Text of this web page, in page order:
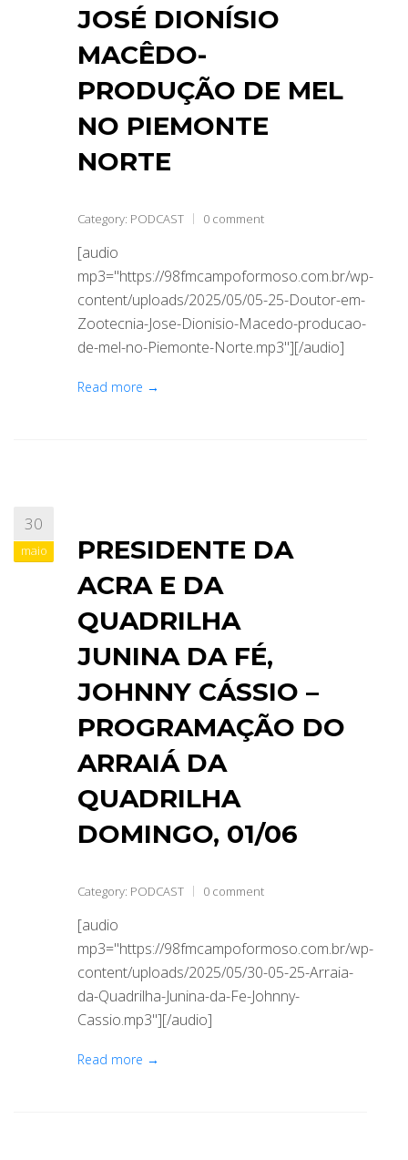
JOSÉ DIONÍSIO
MACÊDO-
PRODUÇÃO DE MEL
NO PIEMONTE
NORTE
Category: PODCAST 0 comment
[audio
mp3="https://98fmcampoformoso.com.br/wp-
content/uploads/2025/05/05-25-Doutor-em-
Zootecnia-Jose-Dionisio-Macedo-producao-
de-mel-no-Piemonte-Norte.mp3"][/audio]
Read more →
30
maio
PRESIDENTE DA
ACRA E DA
QUADRILHA
JUNINA DA FÉ,
JOHNNY CÁSSIO –
PROGRAMAÇÃO DO
ARRAIÁ DA
QUADRILHA
DOMINGO, 01/06
Category: PODCAST 0 comment
[audio
mp3="https://98fmcampoformoso.com.br/wp-
content/uploads/2025/05/30-05-25-Arraia-
da-Quadrilha-Junina-da-Fe-Johnny-
Cassio.mp3"][/audio]
Read more →